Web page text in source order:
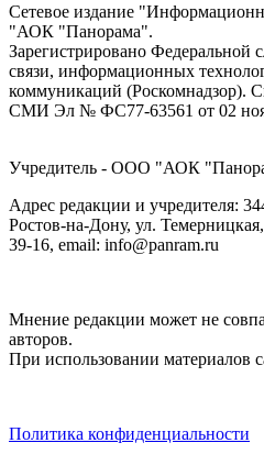
Сетевое издание
"АОК "Панорама".
Зарегистрировано Федеральной
связи, информационных
коммуникаций (Роскомнадзор).
СМИ Эл № ФС77-63561 от 02
Учредитель - ООО "АОК
Адрес редакции и учредителя:
Ростов-на-Дону, ул.
39-16, email: info@panram.ru
Мнение редакции может не
авторов.
При использовании материалов
Политика конфиденциальности